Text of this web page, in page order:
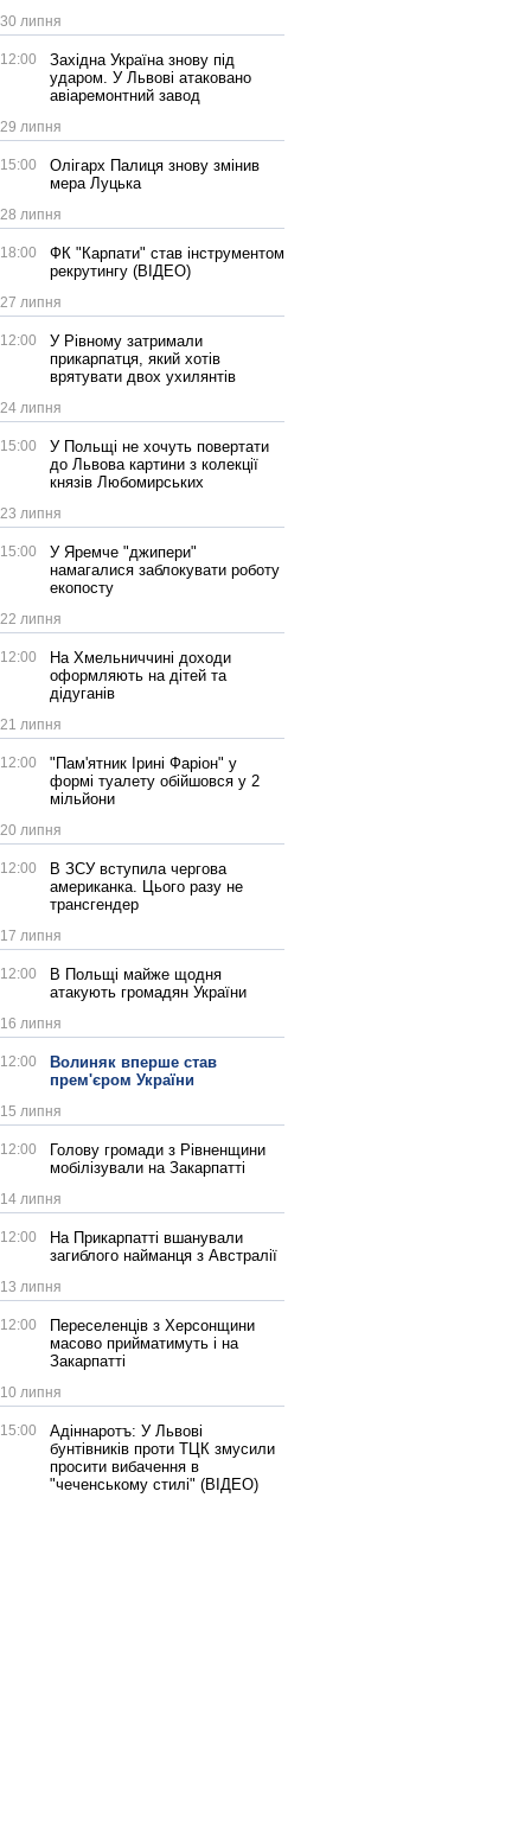
30 липня
12:00
Західна Україна знову під
ударом. У Львові атаковано
авіаремонтний завод
29 липня
15:00
Олігарх Палиця знову змінив
мера Луцька
28 липня
18:00
ФК "Карпати" став інструментом
рекрутингу (ВІДЕО)
27 липня
12:00
У Рівному затримали
прикарпатця, який хотів
врятувати двох ухилянтів
24 липня
15:00
У Польщі не хочуть повертати
до Львова картини з колекції
князів Любомирських
23 липня
15:00
У Яремче "джипери"
намагалися заблокувати роботу
екопосту
22 липня
12:00
На Хмельниччині доходи
оформляють на дітей та
дідуганів
21 липня
12:00
"Пам'ятник Ірині Фаріон" у
формі туалету обійшовся у 2
мільйони
20 липня
12:00
В ЗСУ вступила чергова
американка. Цього разу не
трансгендер
17 липня
12:00
В Польщі майже щодня
атакують громадян України
16 липня
12:00
Волиняк вперше став
прем'єром України
15 липня
12:00
Голову громади з Рівненщини
мобілізували на Закарпатті
14 липня
12:00
На Прикарпатті вшанували
загиблого найманця з Австралії
13 липня
12:00
Переселенців з Херсонщини
масово прийматимуть і на
Закарпатті
10 липня
15:00
Адіннаротъ: У Львові
бунтівників проти ТЦК змусили
просити вибачення в
"чеченському стилі" (ВІДЕО)